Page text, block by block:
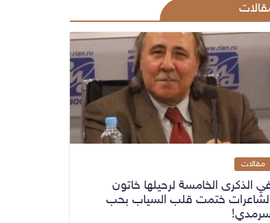
مقالات
الذكرى الخامسة لرحيلها خاتون
ختمت قلب السياب بحب